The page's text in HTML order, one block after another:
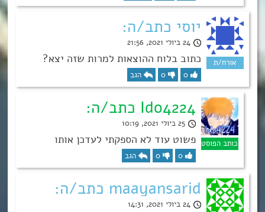
יוסי כתב/ה:
24 ביולי 2021, 21:56
כתוב בלוח ההוצאות למרות שזה יצא?
0
0 הגב
Ido4224 כתב/ה:
25 ביולי 2021, 10:19
פשוט עוד לא הספקתי לעדכן אותו
0
0 הגב
maayansarid כתב/ה:
24 ביולי 2021, 14:31